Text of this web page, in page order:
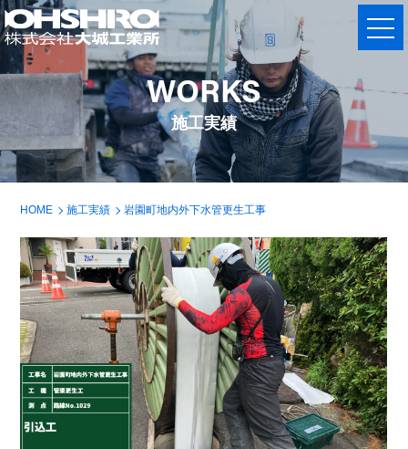
WORKS
施工実績
HOME 施工実績 岩園町地内外下水管更生工事